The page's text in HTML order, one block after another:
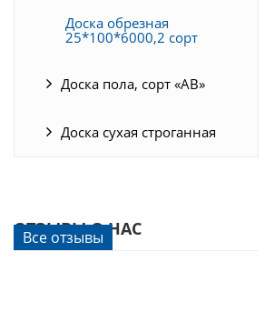
Доска обрезная
25*100*6000,2 сорт
Доска пола, сорт «АВ»
Доска сухая строганная
ОТЗЫВЫ О НАС
Все отзывы